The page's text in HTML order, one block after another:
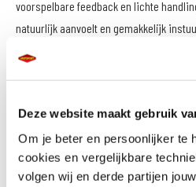
Deze website maakt gebruik
Om je beter en persoonlijker te
cookies en vergelijkbare
volgen wij en derde partijen
voorspelbare feedback en lichte
natuurlijk aanvoelt en gemakkelijk
dijkweg rijdt, een weekendtrip maakt
onderweg bent, de Power 6 biedt een
Daarnaast is veel aandacht besteed
Moderne sportieve motorrijders rijden
zon schijnt. Dankzij de nieuwste